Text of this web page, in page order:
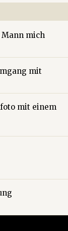
Mann mich
mit
mit einem